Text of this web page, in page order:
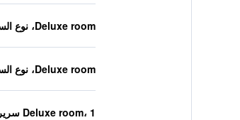
Deluxe room، نوع السرير غير معروف
Deluxe room، نوع السرير غير معروف
Deluxe room، 1 سرير توأم